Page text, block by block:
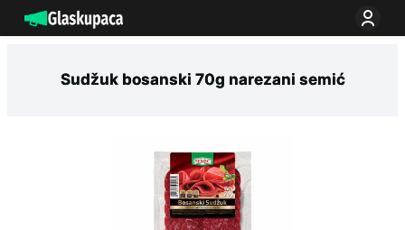
na
Sudžuk bosanski 70g narezani semić